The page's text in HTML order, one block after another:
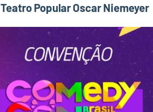
Teatro Popular Oscar Niemeyer